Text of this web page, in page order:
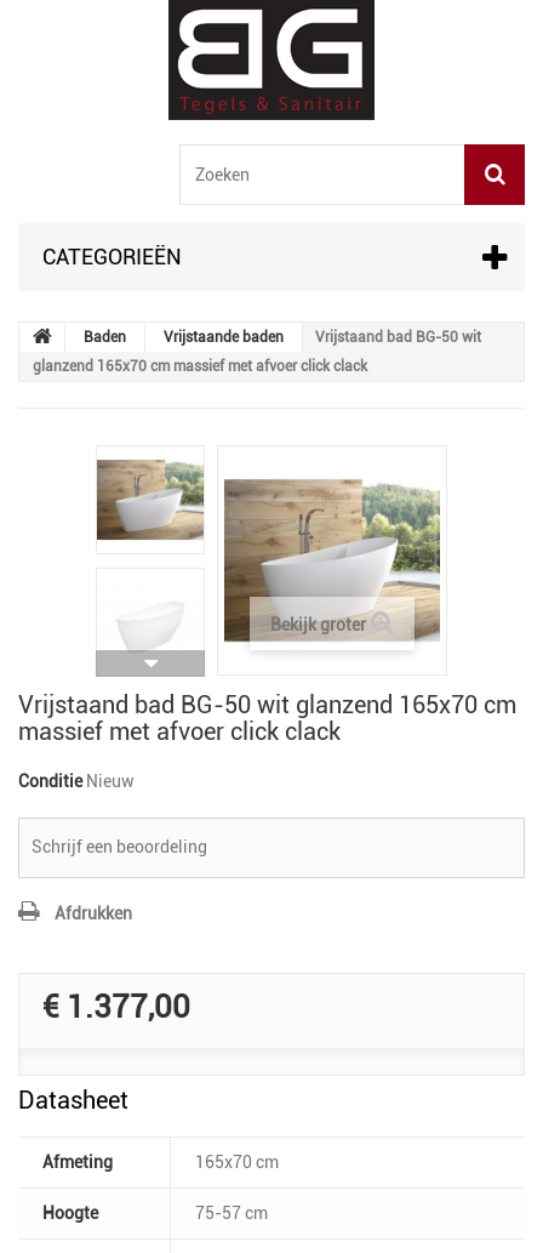
CATEGORIEËN
Baden Vrijstaande baden
Vrijstaand bad BG-50 wit
glanzend 165x70 cm massief met afvoer click clack
Bekijk groter
Vrijstaand bad BG-50 wit glanzend 165x70 cm
massief met afvoer click clack
Conditie Nieuw
Schrijf een beoordeling
Afdrukken
€ 1.377,00
Datasheet
Afmeting 165x70 cm
Hoogte 75-57 cm